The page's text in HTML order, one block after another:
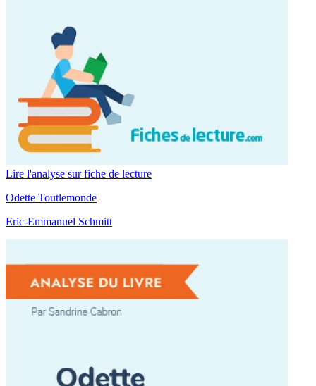
Lire l'analyse sur fiche de lecture
Odette Toutlemonde
Eric-Emmanuel Schmitt